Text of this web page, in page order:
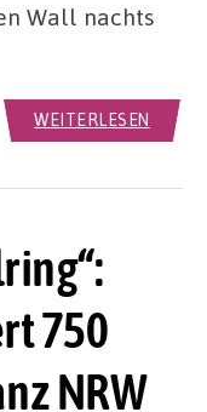
Wall nachts
WEITERLESEN
750
NRW